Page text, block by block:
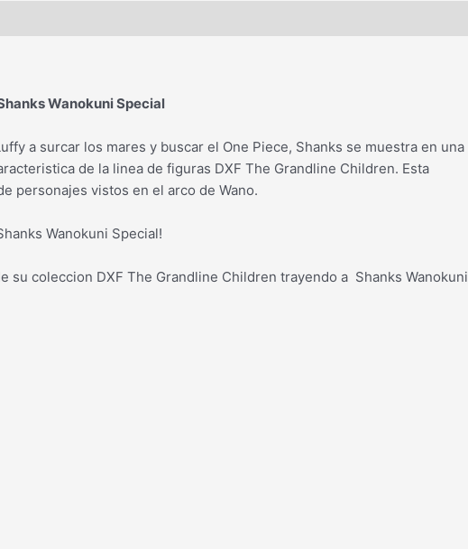
Wanokuni Special
a surcar los mares y buscar el One Piece, Shanks se muestra en una
de la linea de figuras DXF The Grandline Children. Esta
personajes vistos en el arco de Wano.
Wanokuni Special!
su coleccion DXF The Grandline Children trayendo a Shanks Wanokuni